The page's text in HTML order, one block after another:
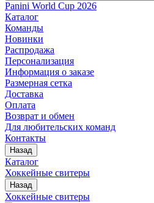
Panini World Cup 2026
Каталог
Команды
Новинки
Распродажа
Персонализация
Информация о заказе
Размерная сетка
Доставка
Оплата
Возврат и обмен
Для любительских команд
Контакты
Назад
Каталог
Хоккейные свитеры
Назад
Хоккейные свитеры